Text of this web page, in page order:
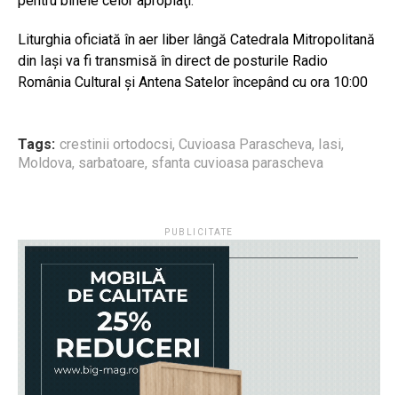
Liturghia oficiată în aer liber lângă Catedrala Mitropolitană
din Iaşi va fi transmisă în direct de posturile Radio
România Cultural şi Antena Satelor începând cu ora 10:00
Tags: crestinii ortodocsi, Cuvioasa Parascheva, Iasi,
Moldova, sarbatoare, sfanta cuvioasa parascheva
PUBLICITATE